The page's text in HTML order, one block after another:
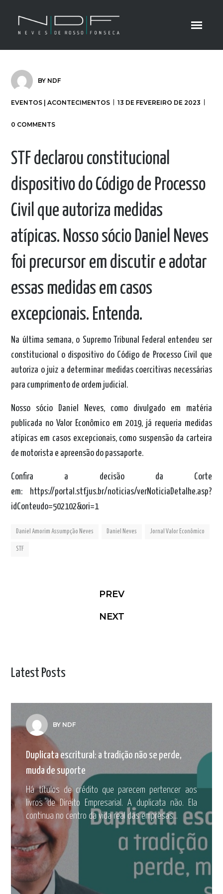
BY NDF
EVENTOS | ACONTECIMENTOS 13 DE FEVEREIRO DE 2023
0 COMMENTS
STF declarou constitucional
dispositivo do Código de Processo
Civil que autoriza medidas
atípicas. Nosso sócio Daniel Neves
foi precursor em discutir e adotar
essas medidas em casos
excepcionais. Entenda.
Na última semana, o Supremo Tribunal Federal entendeu ser
constitucional o dispositivo do Código de Processo Civil que
autoriza o juiz a determinar medidas coercitivas necessárias
para cumprimento de ordem judicial.
Nosso sócio Daniel Neves, como divulgado em matéria
publicada no Valor Econômico em 2019, já requeria medidas
atípicas em casos excepcionais, como suspensão da carteira
de motorista e apreensão do passaporte.
Confira a decisão da Corte
em:
https://portal.stf.jus.br/noticias/verNoticiaDetalhe.asp?
idConteudo=502102&ori=1
Daniel Amorim Assumpção Neves Daniel Neves Jornal Valor Econômico
STF
PREV
NEXT
Latest Posts
BY NDF
Duplicata escritural: a tradição não se perde,
muda de suporte
Há títulos de crédito que parecem pertencer aos
livros de Direito Empresarial. A duplicata não. Ela
continua no centro da vida real das empresas...